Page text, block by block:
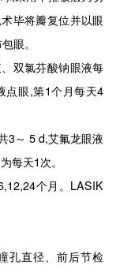
毕将瓣复位并以眼
眼。
双氯芬酸钠眼液每
点眼,第1个月每天4
3～ 5 d,艾氟龙眼液
每天1次。
个月。LASIK
孔直径、前后节检